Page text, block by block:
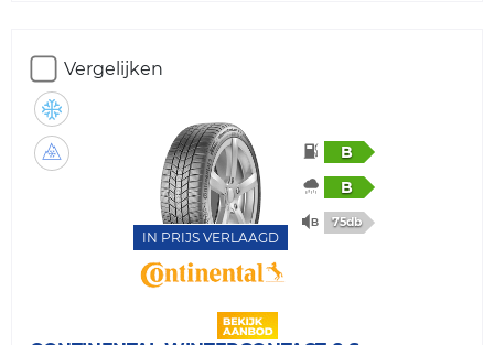
Vergelijken
IN PRIJS VERLAAGD
B
B
75db